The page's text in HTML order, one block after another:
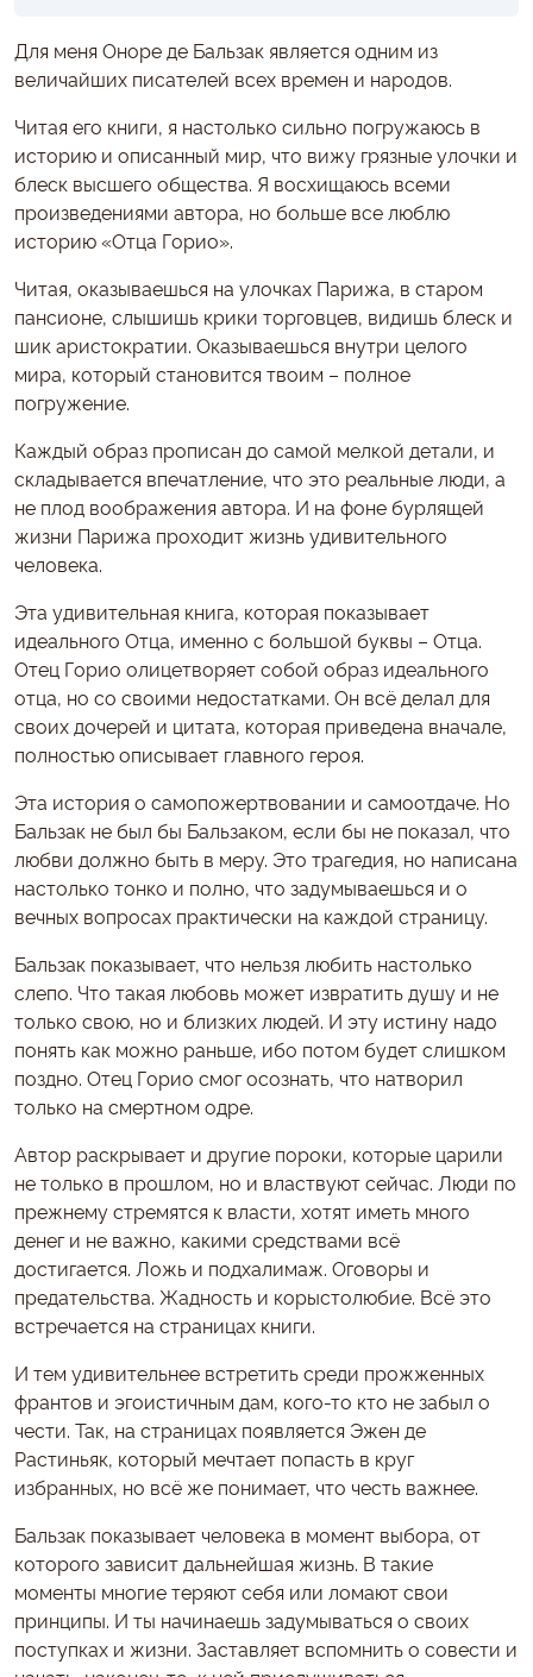
Для меня Оноре де Бальзак является одним из
величайших писателей всех времен и народов.
Читая его книги, я настолько сильно погружаюсь в
историю и описанный мир, что вижу грязные улочки и
блеск высшего общества. Я восхищаюсь всеми
произведениями автора, но больше все люблю
историю «Отца Горио».
Читая, оказываешься на улочках Парижа, в старом
пансионе, слышишь крики торговцев, видишь блеск и
шик аристократии. Оказываешься внутри целого
мира, который становится твоим – полное
погружение.
Каждый образ прописан до самой мелкой детали, и
складывается впечатление, что это реальные люди, а
не плод воображения автора. И на фоне бурлящей
жизни Парижа проходит жизнь удивительного
человека.
Эта удивительная книга, которая показывает
идеального Отца, именно с большой буквы – Отца.
Отец Горио олицетворяет собой образ идеального
отца, но со своими недостатками. Он всё делал для
своих дочерей и цитата, которая приведена вначале,
полностью описывает главного героя.
Эта история о самопожертвовании и самоотдаче. Но
Бальзак не был бы Бальзаком, если бы не показал, что
любви должно быть в меру. Это трагедия, но написана
настолько тонко и полно, что задумываешься и о
вечных вопросах практически на каждой страницу.
Бальзак показывает, что нельзя любить настолько
слепо. Что такая любовь может извратить душу и не
только свою, но и близких людей. И эту истину надо
понять как можно раньше, ибо потом будет слишком
поздно. Отец Горио смог осознать, что натворил
только на смертном одре.
Автор раскрывает и другие пороки, которые царили
не только в прошлом, но и властвуют сейчас. Люди по
прежнему стремятся к власти, хотят иметь много
денег и не важно, какими средствами всё
достигается. Ложь и подхалимаж. Оговоры и
предательства. Жадность и корыстолюбие. Всё это
встречается на страницах книги.
И тем удивительнее встретить среди прожженных
франтов и эгоистичным дам, кого-то кто не забыл о
чести. Так, на страницах появляется Эжен де
Растиньяк, который мечтает попасть в круг
избранных, но всё же понимает, что честь важнее.
Бальзак показывает человека в момент выбора, от
которого зависит дальнейшая жизнь. В такие
моменты многие теряют себя или ломают свои
принципы. И ты начинаешь задумываться о своих
поступках и жизни. Заставляет вспомнить о совести и